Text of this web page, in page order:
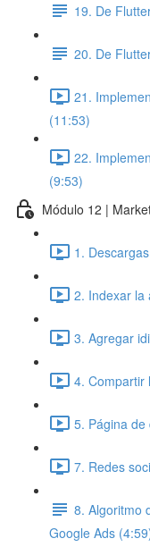
19. De
20. De
21.
(11:53)
22.
(9:53)
Módulo 12 |
1.
2. Indexar la
3. Agregar
4. Compartir
5. Página
7. Redes
8. Algoritmo
Google Ads